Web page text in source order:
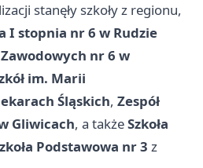
stanęły szkoły z regionu,
I stopnia nr 6 w Rudzie
Zawodowych nr 6 w
im. Marii
Śląskich, Zespół
Gliwicach, a takżeSzkoła
Podstawowa nr 3 z